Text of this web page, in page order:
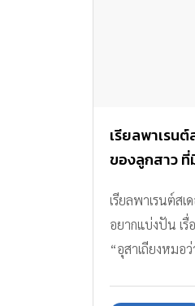
เรียลพาเรนต์
ของลูกสาว
เรียลพาเรนต์ส
อยากแบ่งปัน เรื่
“อุสาเถียงหมอ